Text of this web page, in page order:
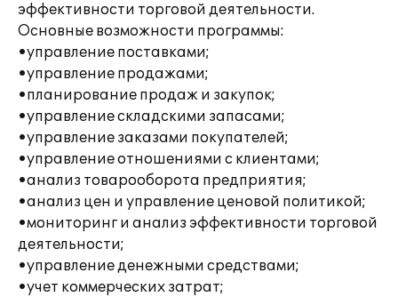
эффективности торговой деятельности.
Основные возможности программы:
•управление поставками;
•управление продажами;
•планирование продаж и закупок;
•управление складскими запасами;
•управление заказами покупателей;
•управление отношениями с клиентами;
•анализ товарооборота предприятия;
•анализ цен и управление ценовой политикой;
•мониторинг и анализ эффективности торговой
деятельности;
•управление денежными средствами;
•учет коммерческих затрат;